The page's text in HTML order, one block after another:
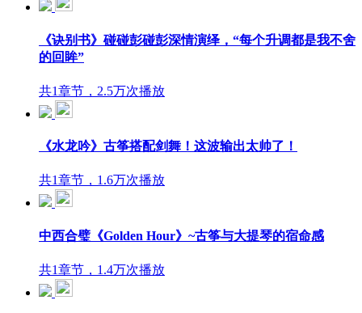
《诀别书》碰碰彭碰彭深情演绎，“每个升调都是我不舍
的回眸”
共1章节，2.5万次播放
《水龙吟》古筝搭配剑舞！这波输出太帅了！
共1章节，1.6万次播放
中西合璧《Golden Hour》~古筝与大提琴的宿命感
共1章节，1.4万次播放